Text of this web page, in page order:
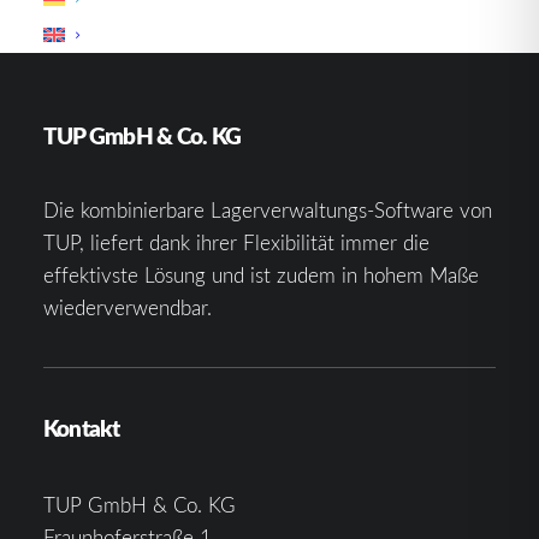
TUP GmbH & Co. KG
Die kombinierbare Lagerverwaltungs-Software von
TUP, liefert dank ihrer Flexibilität immer die
effektivste Lösung und ist zudem in hohem Maße
wiederverwendbar.
Kontakt
TUP GmbH & Co. KG